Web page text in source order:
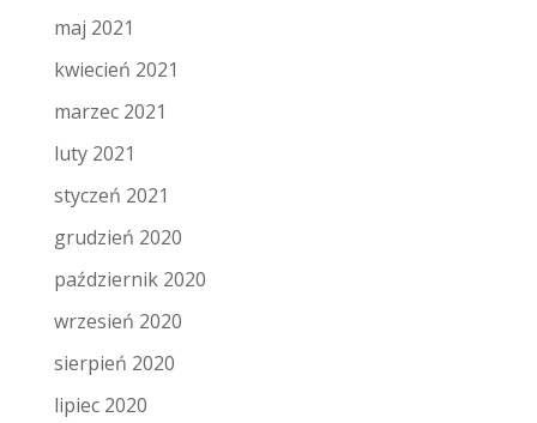
maj 2021
kwiecień 2021
marzec 2021
luty 2021
styczeń 2021
grudzień 2020
październik 2020
wrzesień 2020
sierpień 2020
lipiec 2020